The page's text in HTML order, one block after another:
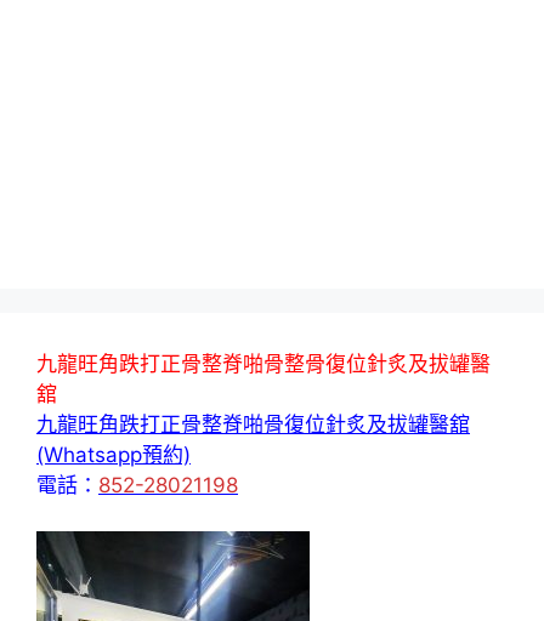
九龍旺角跌打正骨整脊啪骨整骨復位針炙及拔罐醫
舘
九龍旺角跌打正骨整脊啪骨復位針炙及拔罐醫舘
(Whatsapp預約)
電話： 852-28021198